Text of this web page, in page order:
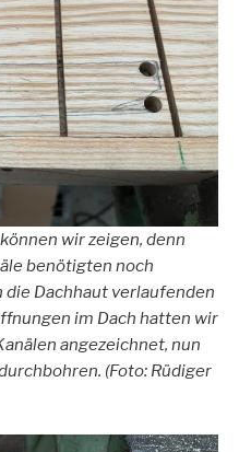
wir zeigen, denn
benötigten noch
die Dachhaut verlaufenden
im Dach hatten wir
angezeichnet, nun
(Foto: Rüdiger